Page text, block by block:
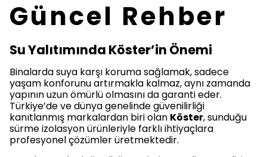
Güncel Rehber
Su Yalıtımında Köster’in Önemi
Binalarda suya karşı koruma sağlamak, sadece
yaşam konforunu artırmakla kalmaz, aynı zamanda
yapının uzun ömürlü olmasını da garanti eder.
Türkiye’de ve dünya genelinde güvenilirliği
kanıtlanmış markalardan biri olan Köster, sunduğu
sürme izolasyon ürünleriyle farklı ihtiyaçlara
profesyonel çözümler üretmektedir.